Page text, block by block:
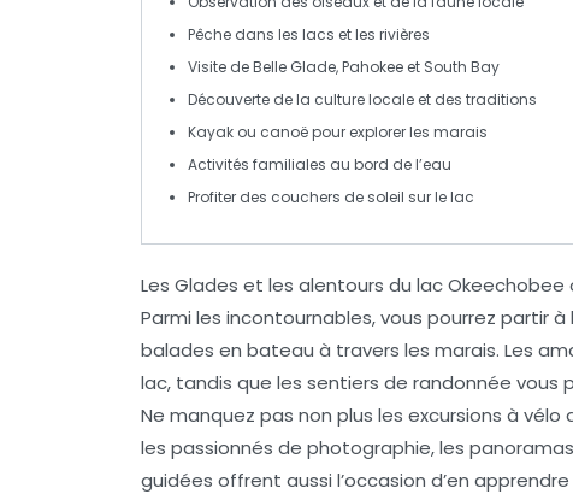
Pêche dans les lacs et les rivières
Visite deBelle Glade,Pahokee et South Bay
Découverte de la culture locale et des traditions
Kayak ou canoëpour explorer les marais
Activités familiales au bord de l’eau
Profiter des couchers de soleil sur le lac
Les Glades et les alentours du lac Okeechobee
Parmi les incontournables, vous pourrez partir à
balades en bateau à travers les marais. Les
lac, tandis que les sentiers de randonnée vous
Ne manquez pas non plus les excursions à vélo
les passionnés de photographie, les
guidées offrent aussi l’occasion d’en